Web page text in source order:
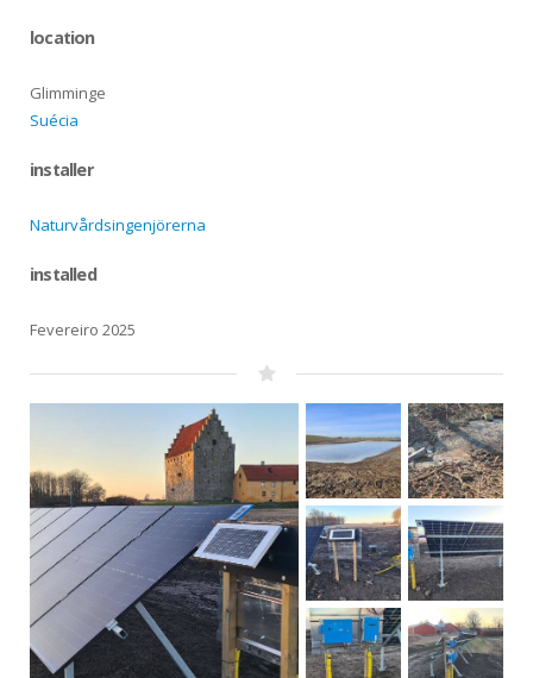
location
Glimminge
Suécia
installer
Naturvårdsingenjörerna
installed
Fevereiro 2025